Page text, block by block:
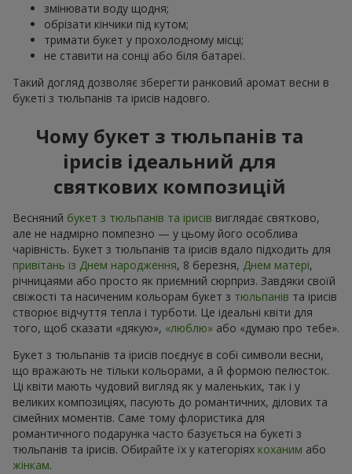
змінювати воду щодня;
обрізати кінчики під кутом;
тримати букет у прохолодному місці;
не ставити на сонці або біля батареї.
Такий догляд дозволяє зберегти ранковий аромат весни в
букеті з тюльпанів та ірисів надовго.
Чому букет з тюльпанів та
ірисів ідеальний для
святкових композицій
Весняний букет з тюльпанів та ірисів виглядає святково,
але не надмірно помпезно — у цьому його особлива
чарівність. Букет з тюльпанів та ірисів вдало підходить для
привітань із Днем народження, 8 березня, Днем матері,
річницaями або просто як приємний сюрприз. Завдяки своїй
свіжості та насиченим кольорам букет з тюльпанів та ірисів
створює відчуття тепла і турботи. Це ідеальні квіти для
того, щоб сказати «дякую», «люблю» або «думаю про тебе».
Букет з тюльпанів та ірисів поєднує в собі символи весни,
що вражають не тільки кольорами, а й формою пелюсток.
Ці квіти мають чудовий вигляд як у маленьких, так і у
великих композиціях, пасують до романтичних, ділових та
сімейних моментів. Саме тому флористика для
романтичного подарунка часто базується на букеті з
тюльпанів та ірисів. Обирайте їх у категоріях коханим або
жінкам.